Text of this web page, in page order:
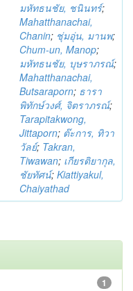
มหัทธนชัย, ชนินทร์;
Mahatthanachai,
Chanin; ชุ่มอุ่น, มานพ;
Chum-un, Manop;
มหัทธนชัย, บุษราภรณ์;
Mahatthanachai,
Butsaraporn; ธารา
พิทักษ์วงศ์, จิตราภรณ์;
Tarapitakwong,
Jittaporn; ต๊ะการ, ทิวา
วัลย์; Takran,
Tiwawan; เกียรติยากุล,
ชัยทัศน์; Kiattiyakul,
Chaiyathad
1